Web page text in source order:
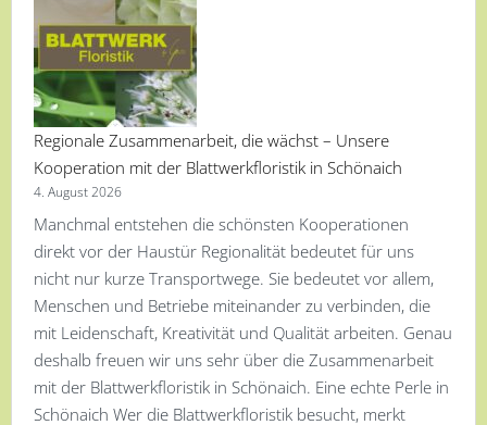
Regionale Zusammenarbeit, die wächst – Unsere
Kooperation mit der Blattwerkfloristik in Schönaich
4. August 2026
Manchmal entstehen die schönsten Kooperationen
direkt vor der Haustür Regionalität bedeutet für uns
nicht nur kurze Transportwege. Sie bedeutet vor allem,
Menschen und Betriebe miteinander zu verbinden, die
mit Leidenschaft, Kreativität und Qualität arbeiten. Genau
deshalb freuen wir uns sehr über die Zusammenarbeit
mit der Blattwerkfloristik in Schönaich. Eine echte Perle in
Schönaich Wer die Blattwerkfloristik besucht, merkt